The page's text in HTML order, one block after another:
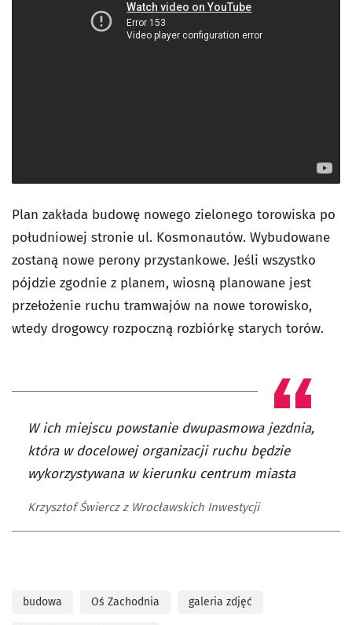
Plan zakłada budowę nowego zielonego torowiska po
południowej stronie ul. Kosmonautów. Wybudowane
zostaną nowe perony przystankowe. Jeśli wszystko
pójdzie zgodnie z planem, wiosną planowane jest
przełożenie ruchu tramwajów na nowe torowisko,
wtedy drogowcy rozpoczną rozbiórkę starych torów.
W ich miejscu powstanie dwupasmowa jezdnia,
która w docelowej organizacji ruchu będzie
wykorzystywana w kierunku centrum miasta
Krzysztof Świercz z Wrocławskich Inwestycji
budowa Oś Zachodnia galeria zdjęć